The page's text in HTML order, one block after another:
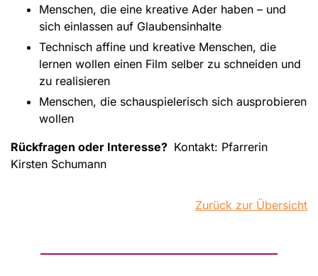
Menschen, die eine kreative Ader haben – und
sich einlassen auf Glaubensinhalte
Technisch affine und kreative Menschen, die
lernen wollen einen Film selber zu schneiden und
zu realisieren
Menschen, die schauspielerisch sich ausprobieren
wollen
Rückfragen oder Interesse? Kontakt: Pfarrerin
Kirsten Schumann
Zurück zur Übersicht